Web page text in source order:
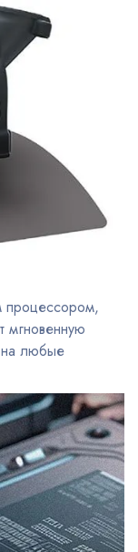
процессором,
мгновенную
на любые